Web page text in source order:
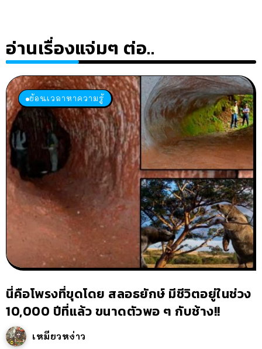
อ่านเรื่องแจ่มๆ ต่อ..
ย้อนเวลาหาความรู้
นี่คือโพรงที่ขุดโดย สลอธยักษ์ มีชีวิตอยู่ในช่วง
10,000 ปีที่แล้ว ขนาดตัวพอ ๆ กับช้าง!!
เหมียวหง่าว